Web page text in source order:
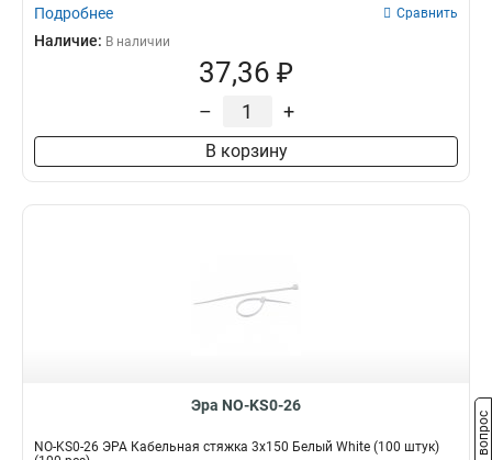
Подробнее Сравнить
Наличие: В наличии
37,36 ₽
– +
В корзину
Эра NO-KS0-26
NO-KS0-26 ЭРА Кабельная стяжка 3х150 Белый White (100 штук)